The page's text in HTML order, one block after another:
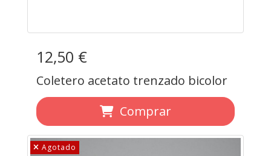
12,50 €
Coletero acetato trenzado bicolor
Comprar
Agotado